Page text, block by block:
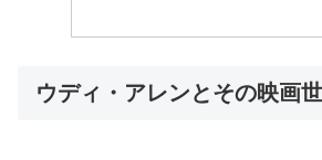
ウディ・アレンとその映画